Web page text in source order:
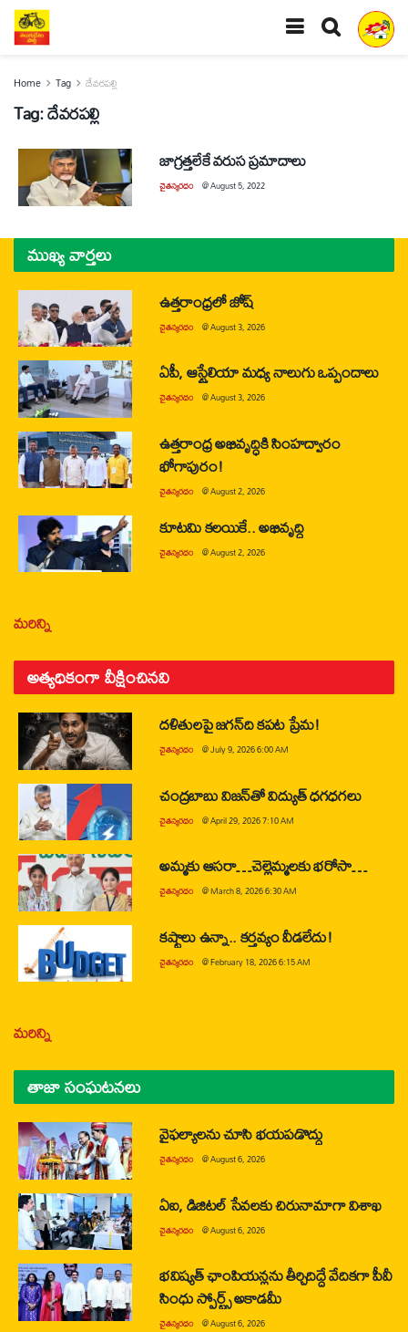
Home Tag దేవరపల్లి
Tag:దేవరపల్లి
జాగ్రత్తలేకే వరుస ప్రమాదాలు
చైతన్యరధం @August 5, 2022
ముఖ్య వార్తలు
ఉత్తరాంధ్రలో జోష్
చైతన్యరధం @August 3, 2026
ఏపీ, ఆస్ట్రేలియా మధ్య నాలుగు ఒప్పందాలు
చైతన్యరధం @August 3, 2026
ఉత్తరాంధ్ర అభివృద్ధికి సింహద్వారం
భోగాపురం!
చైతన్యరధం @August 2, 2026
కూటమి కలయికే.. అభివృద్ధి
చైతన్యరధం @August 2, 2026
మరిన్ని
అత్యధికంగా వీక్షించినవి
దళితులపై జగన్‌ది కపట ప్రేమ!
చైతన్యరధం @July 9, 2026 6:00 AM
చంద్రబాబు విజన్‌తో విద్యుత్ ధగధగలు
చైతన్యరధం @April 29, 2026 7:10 AM
అమ్మకు ఆసరా…చెల్లెమ్మలకు భరోసా…
చైతన్యరధం @March 8, 2026 6:30 AM
కష్టాలు ఉన్నా.. కర్తవ్యం వీడలేదు!
చైతన్యరధం @February 18, 2026 6:15 AM
మరిన్ని
తాజా సంఘటనలు
వైఫల్యాలను చూసి భయపడొద్దు
చైతన్యరధం @August 6, 2026
ఏఐ, డిజిటల్ సేవలకు చిరునామాగా విశాఖ
చైతన్యరధం @August 6, 2026
భవిష్యత్ ఛాంపియన్లను తీర్చిదిద్దే వేదికగా పీవీ
సింధు స్పోర్ట్స్ అకాడమీ
చైతన్యరధం @August 6, 2026